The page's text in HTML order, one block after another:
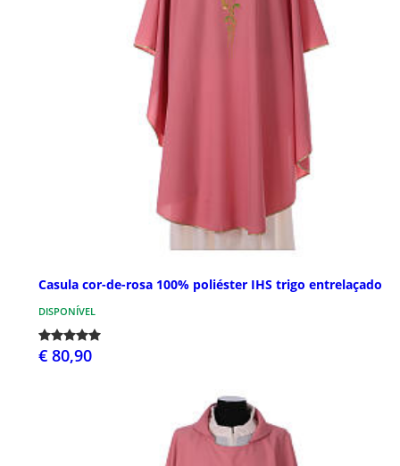
Casula cor-de-rosa 100% poliéster IHS trigo entrelaçado
DISPONÍVEL
€ 80,90